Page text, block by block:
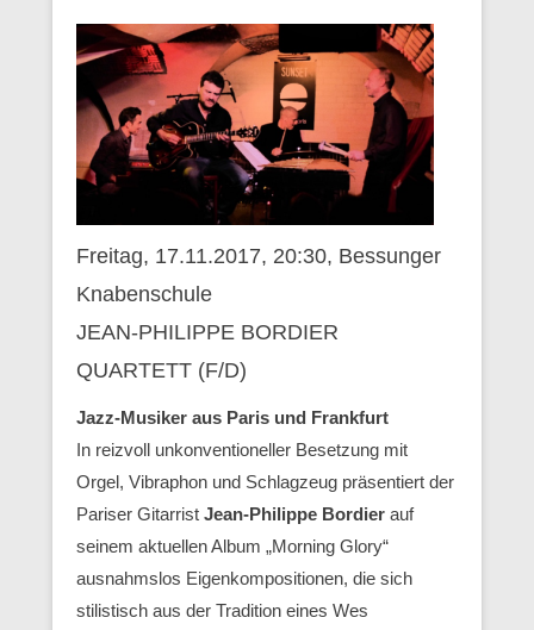
Freitag, 17.11.2017, 20:30, Bessunger
Knabenschule
JEAN-PHILIPPE BORDIER
QUARTETT (F/D)
Jazz-Musiker aus Paris und Frankfurt
In reizvoll unkonventioneller Besetzung mit
Orgel, Vibraphon und Schlagzeug präsentiert der
Pariser Gitarrist Jean-Philippe Bordier auf
seinem aktuellen Album „Morning Glory“
ausnahmslos Eigenkompositionen, die sich
stilistisch aus der Tradition eines Wes